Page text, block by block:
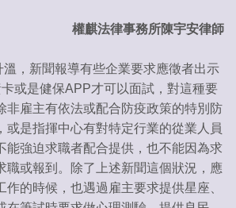
權麒法律事務所陳宇安律師
，新聞報導有些企業要求應徵者出示
卡或是健保APP才可以面試，對這種要
非雇主有依法或配合防疫政策的特別防
或是指揮中心有對特定行業的從業人員
能強迫求職者配合提供，也不能因為求
職或報到。除了上述新聞這個狀況，應
作的時候，也遇過雇主要求提供星座、